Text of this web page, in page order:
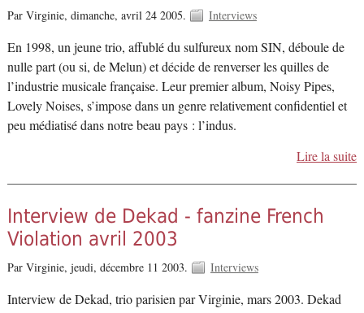
Par Virginie, dimanche, avril 24 2005. Interviews
En 1998, un jeune trio, affublé du sulfureux nom SIN, déboule de
nulle part (ou si, de Melun) et décide de renverser les quilles de
l’industrie musicale française. Leur premier album, Noisy Pipes,
Lovely Noises, s’impose dans un genre relativement confidentiel et
peu médiatisé dans notre beau pays : l’indus.
Lire la suite
Interview de Dekad - fanzine French
Violation avril 2003
Par Virginie, jeudi, décembre 11 2003. Interviews
Interview de Dekad, trio parisien par Virginie, mars 2003. Dekad